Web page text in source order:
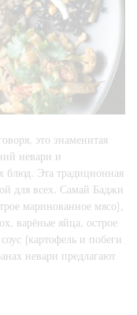
это знаменитая
невари и
блюд. Эта традиционная
для всех. Самай Баджи
маринованное мясо),
варёные яйца, острое
(картофель и побеги
невари предлагают